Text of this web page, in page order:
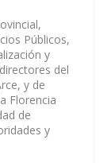
Públicos,
y
del
y de
Florencia
de
y